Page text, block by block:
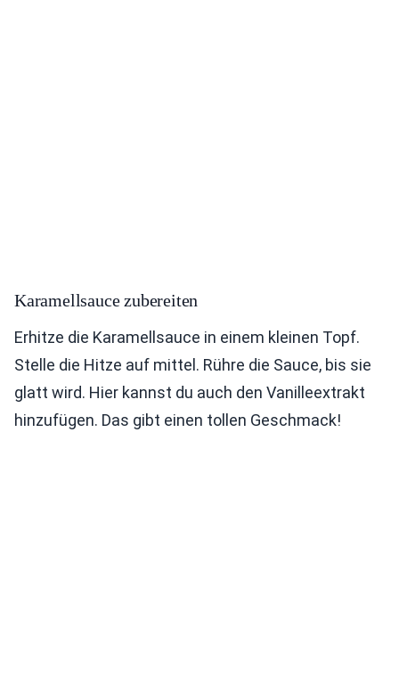
Karamellsauce zubereiten
Erhitze die Karamellsauce in einem kleinen Topf.
Stelle die Hitze auf mittel. Rühre die Sauce, bis sie
glatt wird. Hier kannst du auch den Vanilleextrakt
hinzufügen. Das gibt einen tollen Geschmack!